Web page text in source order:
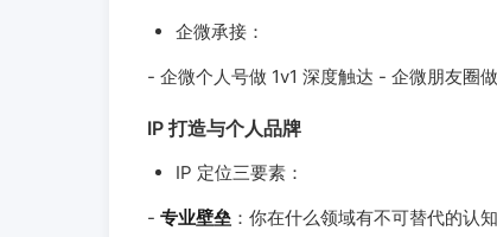
企微承接：
- 企微个人号做 1v1 深度触达 - 企微朋友圈
IP 打造与个人品牌
IP 定位三要素：
- 专业壁垒 ：你在什么领域有不可替代的认